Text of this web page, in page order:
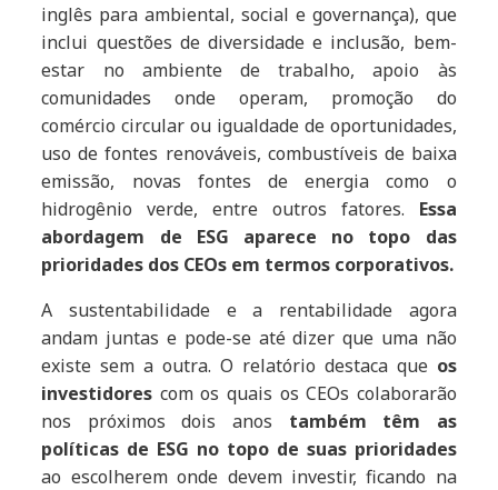
inglês para ambiental, social e governança), que
inclui questões de diversidade e inclusão, bem-
estar no ambiente de trabalho, apoio às
comunidades onde operam, promoção do
comércio circular ou igualdade de oportunidades,
uso de fontes renováveis, combustíveis de baixa
emissão, novas fontes de energia como o
hidrogênio verde, entre outros fatores. Essa
abordagem de ESG aparece no topo das
prioridades dos CEOs em termos corporativos.
A sustentabilidade e a rentabilidade agora
andam juntas e pode-se até dizer que uma não
existe sem a outra. O relatório destaca que os
investidores com os quais os CEOs colaborarão
nos próximos dois anos também têm as
políticas de ESG no topo de suas prioridades
ao escolherem onde devem investir, ficando na